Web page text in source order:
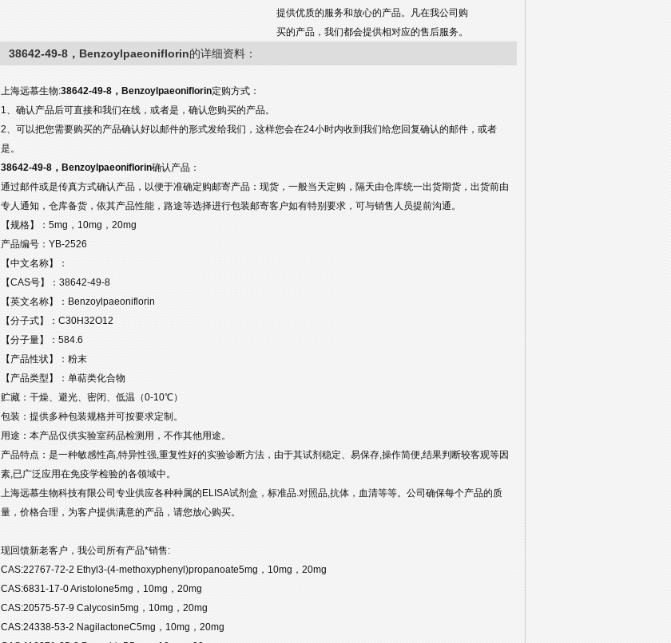
提供优质的服务和放心的产品。凡在我公司购
买的产品，我们都会提供相对应的售后服务。
38642-49-8，Benzoylpaeoniflorin的详细资料：
上海远慕生物:38642-49-8，Benzoylpaeoniflorin定购方式：
1、确认产品后可直接和我们在线，或者是，确认您购买的产品。
2、可以把您需要购买的产品确认好以邮件的形式发给我们，这样您会在24小时内收到我们给您回复确认的邮件，或者
是。
38642-49-8，Benzoylpaeoniflorin确认产品：
通过邮件或是传真方式确认产品，以便于准确定购邮寄产品：现货，一般当天定购，隔天由仓库统一出货期货，出货前由
专人通知，仓库备货，依其产品性能，路途等选择进行包装邮寄客户如有特别要求，可与销售人员提前沟通。
【规格】：5mg，10mg，20mg
产品编号：YB-2526
【中文名称】：
【CAS号】：38642-49-8
【英文名称】：Benzoylpaeoniflorin
【分子式】：C30H32O12
【分子量】：584.6
【产品性状】：粉末
【产品类型】：单萜类化合物
贮藏：干燥、避光、密闭、低温（0-10℃）
包装：提供多种包装规格并可按要求定制。
用途：本产品仅供实验室药品检测用，不作其他用途。
产品特点：是一种敏感性高,特异性强,重复性好的实验诊断方法，由于其试剂稳定、易保存,操作简便,结果判断较客观等因
素,已广泛应用在免疫学检验的各领域中。
上海远慕生物科技有限公司专业供应各种种属的ELISA试剂盒，标准品.对照品,抗体，血清等等。公司确保每个产品的质
量，价格合理，为客户提供满意的产品，请您放心购买。
现回馈新老客户，我公司所有产品*销售:
CAS:22767-72-2 Ethyl3-(4-methoxyphenyl)propanoate5mg，10mg，20mg
CAS:6831-17-0 Aristolone5mg，10mg，20mg
CAS:20575-57-9 Calycosin5mg，10mg，20mg
CAS:24338-53-2 NagilactoneC5mg，10mg，20mg